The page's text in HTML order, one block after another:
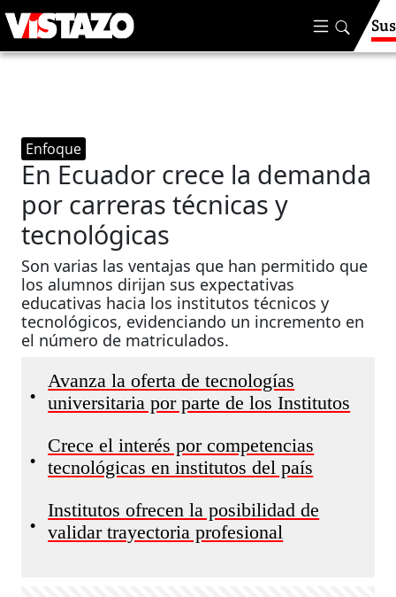
Enfoque
En Ecuador crece la demanda
por carreras técnicas y
tecnológicas
Son varias las ventajas que han permitido que
los alumnos dirijan sus expectativas
educativas hacia los institutos técnicos y
tecnológicos, evidenciando un incremento en
el número de matriculados.
•
Avanza la oferta de tecnologías
universitaria por parte de los Institutos
•
Crece el interés por competencias
tecnológicas en institutos del país
•
Institutos ofrecen la posibilidad de
validar trayectoria profesional